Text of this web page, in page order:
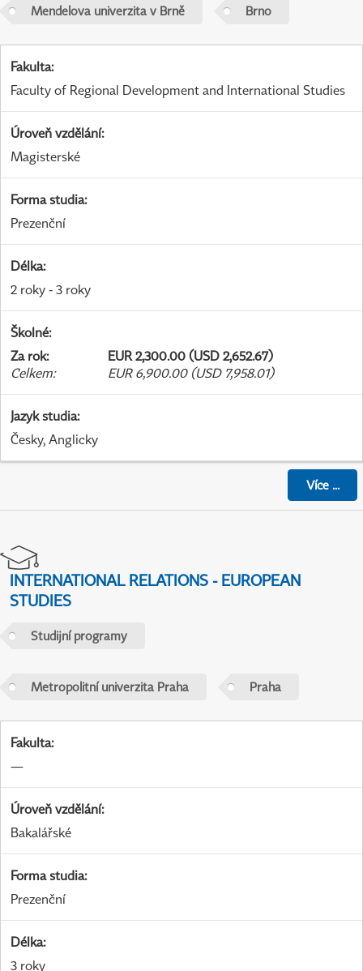
Mendelova univerzita v Brně Brno
Fakulta:
Faculty of Regional Development and International Studies
Úroveň vzdělání:
Magisterské
Forma studia:
Prezenční
Délka:
2 roky - 3 roky
Školné:
Za rok:
EUR 2,300.00 (USD 2,652.67)
Celkem: EUR 6,900.00 (USD 7,958.01)
Jazyk studia:
Česky, Anglicky
Více...
INTERNATIONAL RELATIONS - EUROPEAN
STUDIES
Studijní programy
Metropolitní univerzita Praha Praha
Fakulta:
—
Úroveň vzdělání:
Bakalářské
Forma studia:
Prezenční
Délka:
3 roky